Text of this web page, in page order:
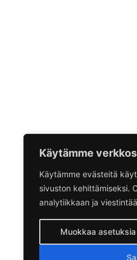
Käytämme
Käytämme evästeitä
sivuston kehittämiseksi.
analytiikkaan ja
Muokkaa asetuksia